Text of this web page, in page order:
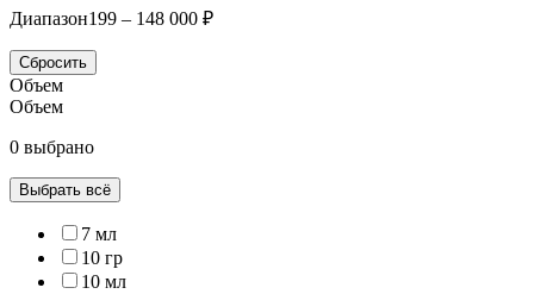
Диапазон199 – 148 000 ₽
Сбросить
Объем
Объем
0 выбрано
Выбрать всё
7 мл
10 гр
10 мл